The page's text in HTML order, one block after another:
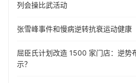
列会操比武活动
张雪峰事件和慢病逆转抗衰运动健康
屈臣氏计划改造 1500 家门店：逆势
示？